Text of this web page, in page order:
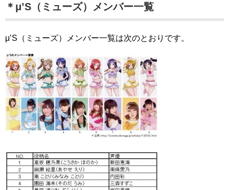
＊μ’S（ミューズ）メンバー一覧
μ’S（ミューズ）メンバー一覧は次のとおりです。